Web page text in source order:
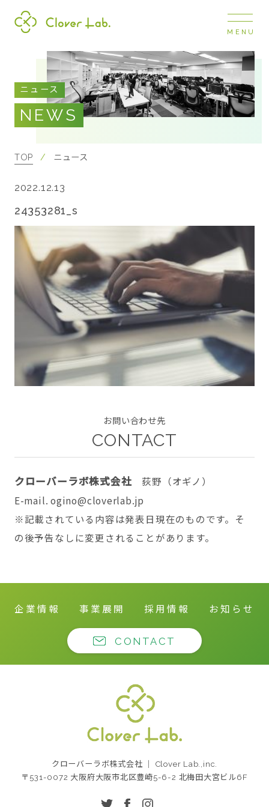
COMPANY
企業情報
ナビ
事業展開
RECRUIT
採用情報
NEWS
お知らせ
CONTACT
MENU
ニュース
NEWS
TOP ニュース
24353281_s
2022.12.13
お問い合わせ先
CONTACT
クローバーラボ株式会社 荻野（オギノ）
E-mail. ogino@cloverlab.jp
※記載されている内容は発表日現在のものです。そ
の後予告なしに変更されることがあります。
企業情報 事業展開 採用情報 お知らせ
CONTACT
会社
クローバーラボ株式会社 ｜ Clover Lab.,inc.
〒531-0072 大阪府大阪市北区豊崎5-6-2 北梅田大宮ビル6F